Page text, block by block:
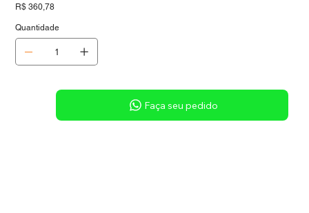
Preço
R$ 360,78
Quantidade
Sob consulta
Faça seu pedido